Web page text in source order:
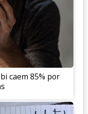
caem 85% por